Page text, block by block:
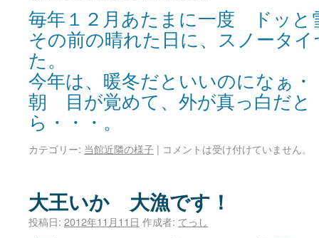
毎年１２月あたまに一度 ドッと
その前の晴れた日に、スノータ
た。
今年は、暖冬だといいのになぁ・
朝 目が覚めて、外が真っ白だ
ら・・・。
カテゴリー: 当館近隣の様子 | コメントは受け付けていません。
大王いか 大漁です！
投稿日: 2012年11月11日 作成者: てっし